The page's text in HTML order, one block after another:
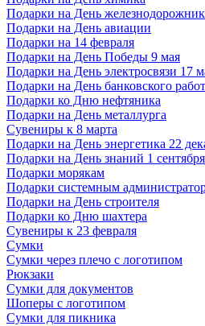
Подарки на День
Подарки на День авиации
Подарки на 14 февраля
Подарки на День Победы 9 мая
Подарки на День электросвязи 17
Подарки на День банковского
Подарки ко Дню нефтяника
Подарки на День металлурга
Сувениры к 8 марта
Подарки на День энергетика 22
Подарки на День знаний 1 сентября
Подарки морякам
Подарки системным
Подарки на День строителя
Подарки ко Дню шахтера
Сувениры к 23 февраля
Сумки
Сумки через плечо с логотипом
Рюкзаки
Сумки для документов
Шоперы с логотипом
Сумки для пикника